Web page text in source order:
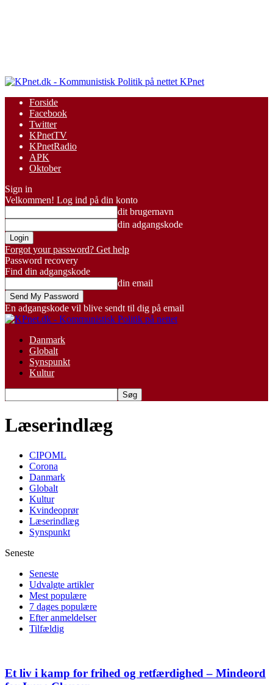
KPnet
Forside
Facebook
Twitter
KPnetTV
KPnetRadio
APK
Oktober
Sign in
Velkommen! Log ind på din konto
dit brugernavn
din adgangskode
Forgot your password? Get help
Password recovery
Find din adgangskode
din email
En adgangskode vil blive sendt til dig på email
Danmark
Globalt
Synspunkt
Kultur
Læserindlæg
CIPOML
Corona
Danmark
Globalt
Kultur
Kvindeoprør
Læserindlæg
Synspunkt
Seneste
Seneste
Udvalgte artikler
Mest populære
7 dages populære
Efter anmeldelser
Tilfældig
Et liv i kamp for frihed og retfærdighed – Mindeord